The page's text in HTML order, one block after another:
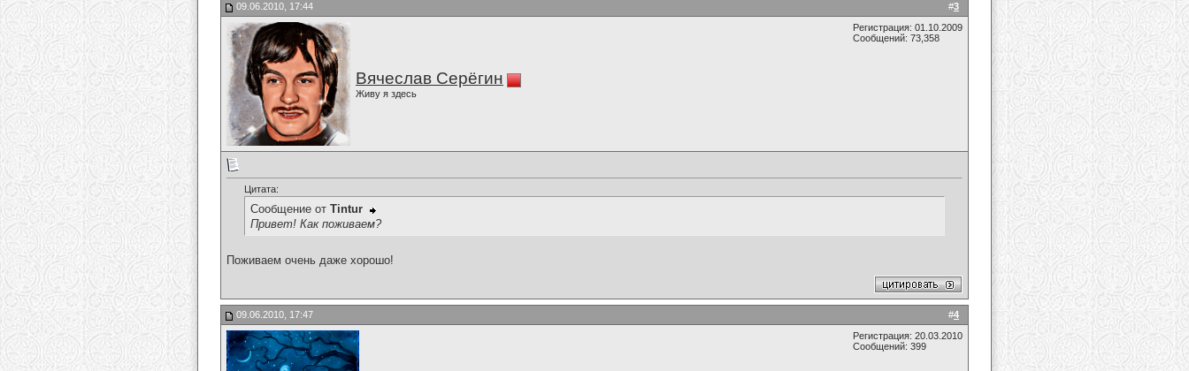
#3
09.06.2010, 17:44
Вячеслав Серёгин
Живу я здесь
Регистрация: 01.10.2009
Сообщений: 73,358
Цитата:
Сообщение от Tintur
Привет! Как поживаем?
Поживаем очень даже хорошо!
#4
09.06.2010, 17:47
Регистрация: 20.03.2010
Сообщений: 399